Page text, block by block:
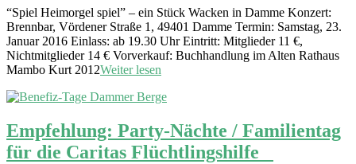
“Spiel Heimorgel spiel” – ein Stück Wacken in Damme Konzert:
Brennbar, Vördener Straße 1, 49401 Damme Termin: Samstag, 23.
Januar 2016 Einlass: ab 19.30 Uhr Eintritt: Mitglieder 11 €,
Nichtmitglieder 14 € Vorverkauf: Buchhandlung im Alten Rathaus
Mambo Kurt 2012Weiter lesen
Empfehlung: Party-Nächte / Familientag
für die Caritas Flüchtlingshilfe